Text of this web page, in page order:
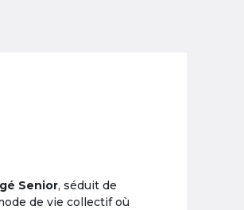
Senior, séduit de
de vie collectif où